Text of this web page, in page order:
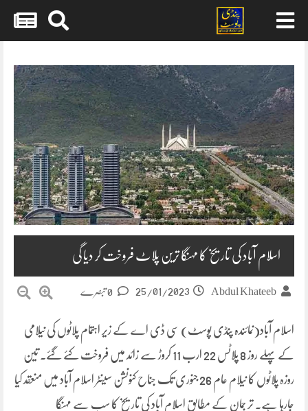
content
اسلام آباد کی تاریخ کا مہنگا ترین پلاٹ فروخت کر دیا گی
Abdul Khateeb
25/01/2023
اسلام آباد(نمائندہ پنڈی پوسٹ) سی ڈی اے کے زیر اہتمام پلاٹوں کی نیلامی
کے پہلے روز 8 پلاٹس 22 ارب 11 کروڑ سے زائد میں فروخت کئے گئے۔ تین
روزہ پلاٹوں کا نیلام عام 26 جنوری تک جناح کنونشن سینٹر اسلام آباد میں منعقد کیا
جارہا ہے۔ تر جمان کے مطابق اسلام آباد کی تاریخ کا سب سے مہنگا